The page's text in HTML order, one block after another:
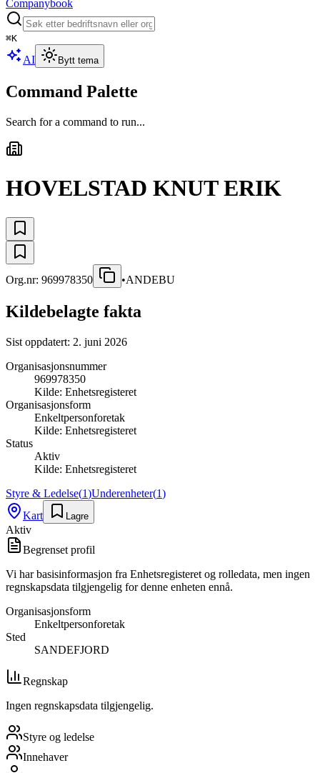
Companybook
⌘K
AI Bytt tema
Command Palette
Search for a command to run...
HOVELSTAD KNUT ERIK
Org.nr: 969978350 •ANDEBU
Kildebelagte fakta
Sist oppdatert: 2. juni 2026
Organisasjonsnummer
969978350
Kilde: Enhetsregisteret
Organisasjonsform
Enkeltpersonforetak
Kilde: Enhetsregisteret
Status
Aktiv
Kilde: Enhetsregisteret
Styre & Ledelse(1)Underenheter(1)
Kart
Lagre
Aktiv
Begrenset profil
Vi har basisinformasjon fra Enhetsregisteret og rolledata, men ingen
regnskapsdata tilgjengelig for denne enheten ennå.
Organisasjonsform
Enkeltpersonforetak
Sted
SANDEFJORD
Regnskap
Ingen regnskapsdata tilgjengelig.
Styre og ledelse
Innehaver